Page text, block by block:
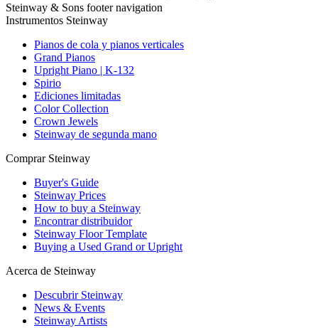
Steinway & Sons footer navigation
Instrumentos Steinway
Pianos de cola y pianos verticales
Grand Pianos
Upright Piano | K-132
Spirio
Ediciones limitadas
Color Collection
Crown Jewels
Steinway de segunda mano
Comprar Steinway
Buyer's Guide
Steinway Prices
How to buy a Steinway
Encontrar distribuidor
Steinway Floor Template
Buying a Used Grand or Upright
Acerca de Steinway
Descubrir Steinway
News & Events
Steinway Artists